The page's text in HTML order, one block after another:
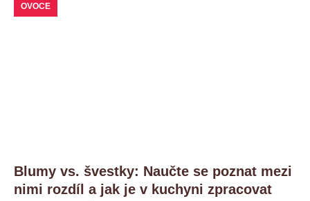
OVOCE
Blumy vs. švestky: Naučte se poznat mezi
nimi rozdíl a jak je v kuchyni zpracovat